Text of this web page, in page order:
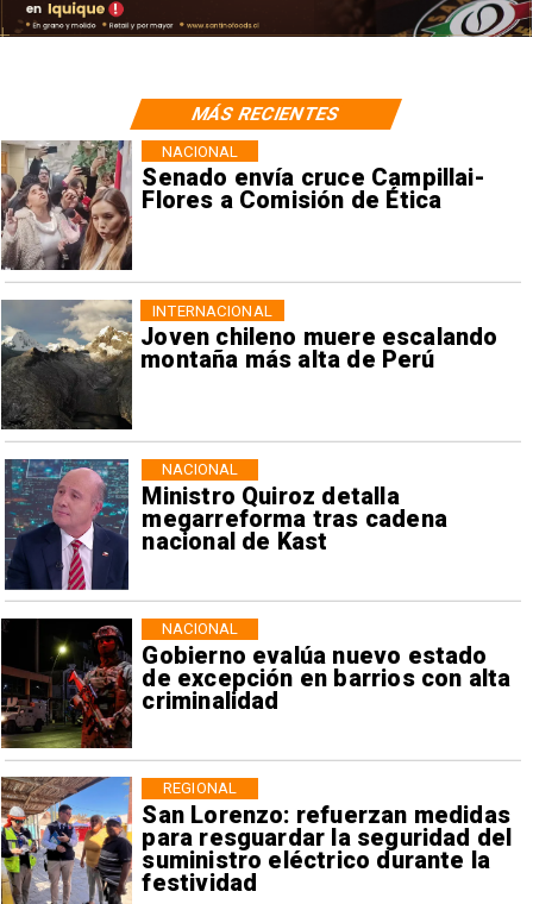
Senado envía cruce Campillai-
Flores a Comisión de Ética
NACIONAL
Joven chileno muere escalando
montaña más alta de Perú
INTERNACIONAL
Ministro Quiroz detalla
megarreforma tras cadena
nacional de Kast
NACIONAL
Gobierno evalúa nuevo estado
de excepción en barrios con alta
criminalidad
NACIONAL
San Lorenzo: refuerzan medidas
para resguardar la seguridad del
suministro eléctrico durante la
festividad
REGIONAL
MÁS RECIENTES